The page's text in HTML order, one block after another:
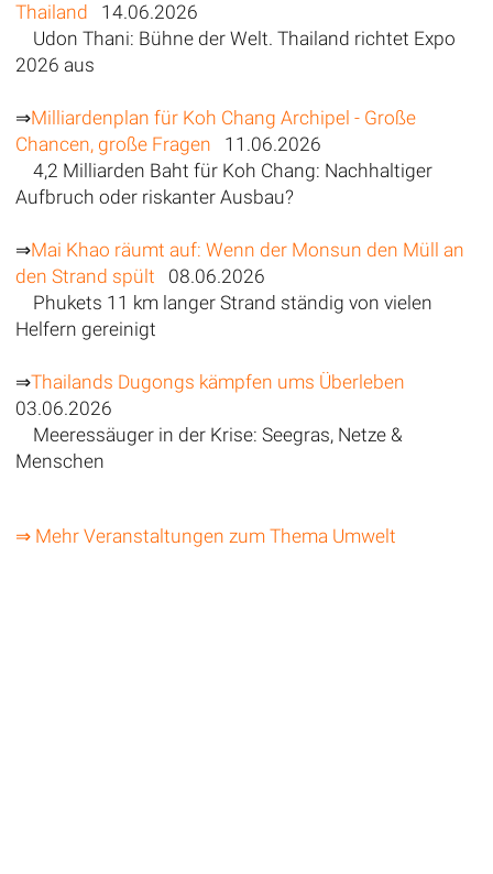
Thailand 14.06.2026
Udon Thani: Bühne der Welt. Thailand richtet Expo
2026 aus
⇒Milliardenplan für Koh Chang Archipel - Große
Chancen, große Fragen 11.06.2026
4,2 Milliarden Baht für Koh Chang: Nachhaltiger
Aufbruch oder riskanter Ausbau?
⇒Mai Khao räumt auf: Wenn der Monsun den Müll an
den Strand spült 08.06.2026
Phukets 11 km langer Strand ständig von vielen
Helfern gereinigt
⇒Thailands Dugongs kämpfen ums Überleben
03.06.2026
Meeressäuger in der Krise: Seegras, Netze &
Menschen
⇒ Mehr Veranstaltungen zum Thema Umwelt